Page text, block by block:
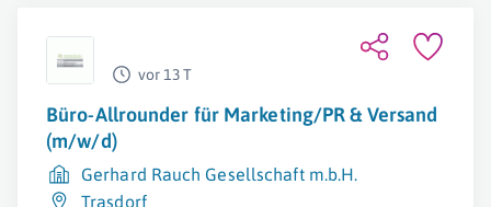
vor 13 T
Büro-Allrounder für Marketing/PR & Versand
(m/w/d)
Gerhard Rauch Gesellschaft m.b.H.
Trasdorf